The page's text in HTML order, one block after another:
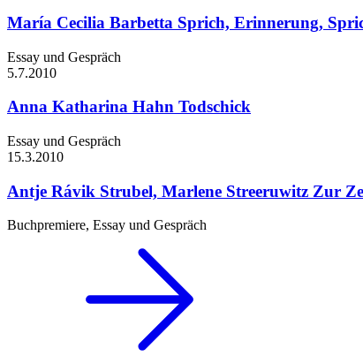
María Cecilia Barbetta Sprich, Erinnerung,
Essay und Gespräch
5.7.2010
Anna Katharina Hahn Todschick
Essay und Gespräch
15.3.2010
Antje Rávik Strubel, Marlene Streeruwitz Zur
Buchpremiere, Essay und Gespräch